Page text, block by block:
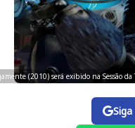
(2010) será exibido na Sessão